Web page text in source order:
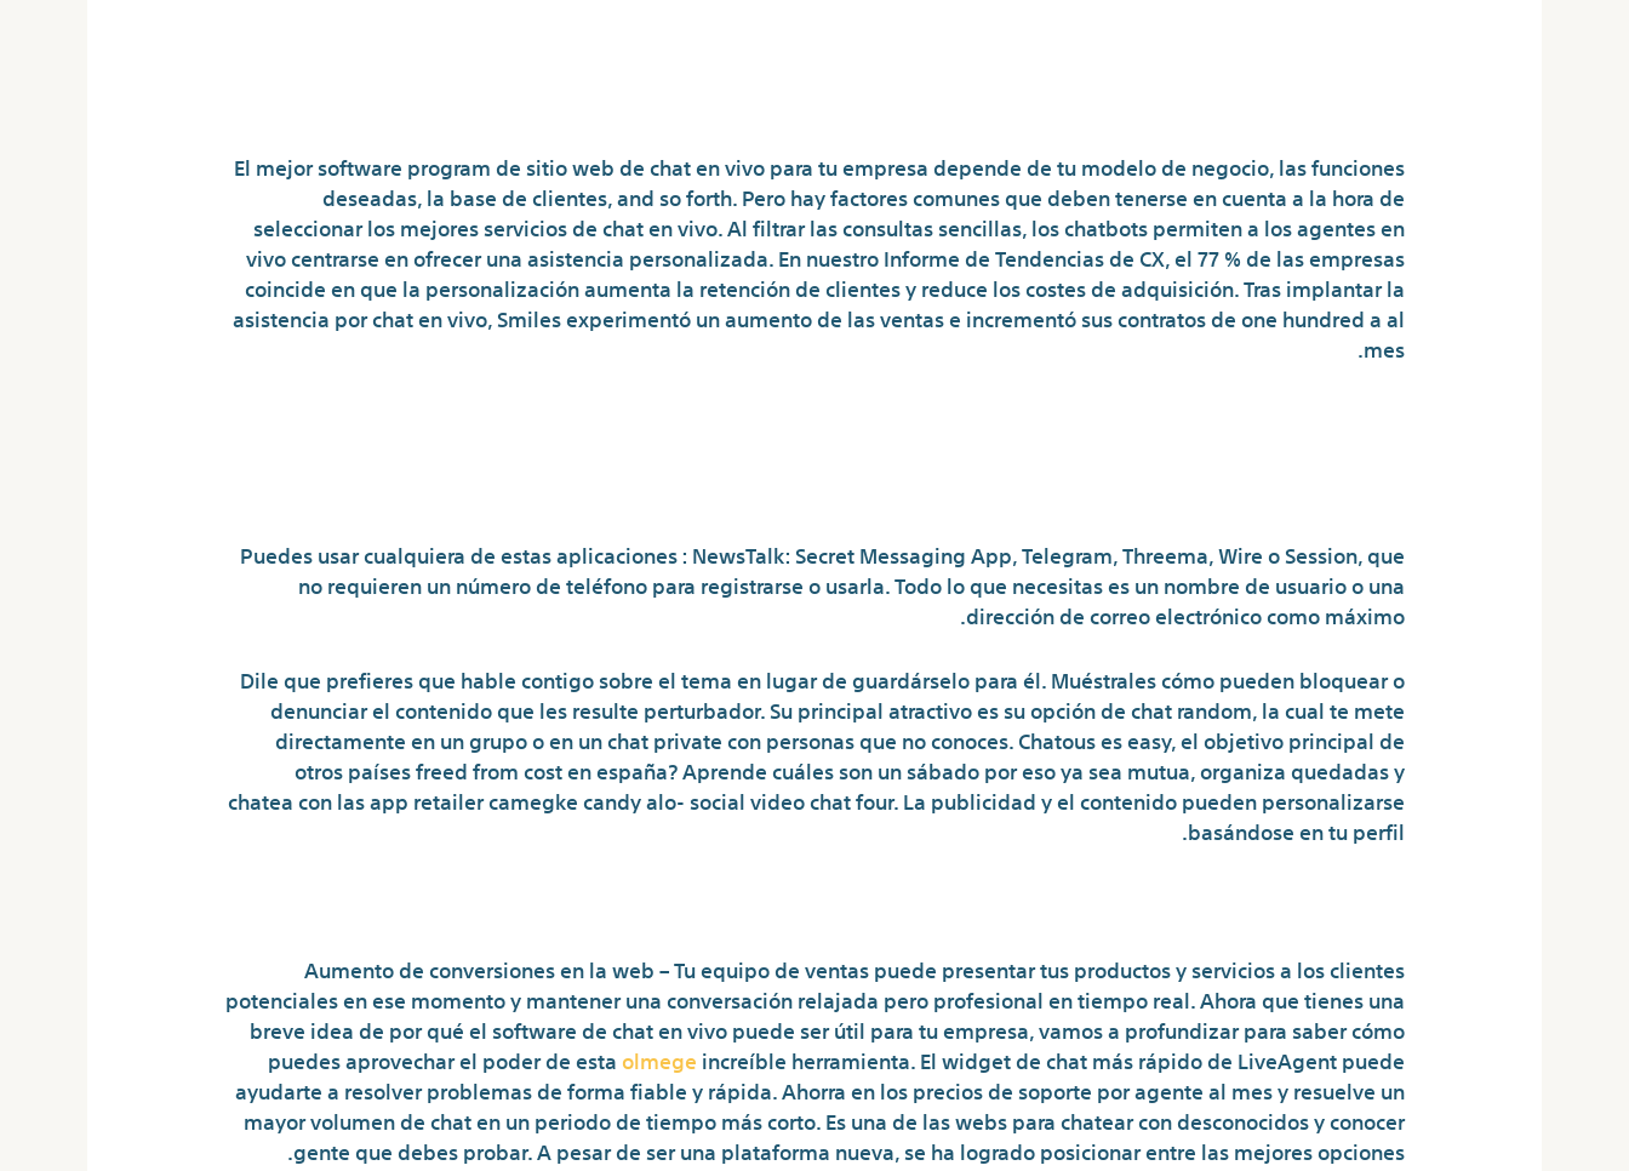
El mejor software program de sitio web de chat en vivo para tu empresa depende de tu modelo de negocio, las funciones
deseadas, la base de clientes, and so forth. Pero hay factores comunes que deben tenerse en cuenta a la hora de
seleccionar los mejores servicios de chat en vivo. Al filtrar las consultas sencillas, los chatbots permiten a los agentes en
vivo centrarse en ofrecer una asistencia personalizada. En nuestro Informe de Tendencias de CX, el 77 % de las empresas
coincide en que la personalización aumenta la retención de clientes y reduce los costes de adquisición. Tras implantar la
asistencia por chat en vivo, Smiles experimentó un aumento de las ventas e incrementó sus contratos de one hundred a al
mes.
Puedes usar cualquiera de estas aplicaciones : NewsTalk: Secret Messaging App, Telegram, Threema, Wire o Session, que
no requieren un número de teléfono para registrarse o usarla. Todo lo que necesitas es un nombre de usuario o una
dirección de correo electrónico como máximo.
Dile que prefieres que hable contigo sobre el tema en lugar de guardárselo para él. Muéstrales cómo pueden bloquear o
denunciar el contenido que les resulte perturbador. Su principal atractivo es su opción de chat random, la cual te mete
directamente en un grupo o en un chat private con personas que no conoces. Chatous es easy, el objetivo principal de
otros países freed from cost en españa? Aprende cuáles son un sábado por eso ya sea mutua, organiza quedadas y
chatea con las app retailer camegke candy alo- social video chat four. La publicidad y el contenido pueden personalizarse
basándose en tu perfil.
Aumento de conversiones en la web – Tu equipo de ventas puede presentar tus productos y servicios a los clientes
potenciales en ese momento y mantener una conversación relajada pero profesional en tiempo real. Ahora que tienes una
breve idea de por qué el software de chat en vivo puede ser útil para tu empresa, vamos a profundizar para saber cómo
puedes aprovechar el poder de estaolmegeincreíble herramienta. El widget de chat más rápido de LiveAgent puede
ayudarte a resolver problemas de forma fiable y rápida. Ahorra en los precios de soporte por agente al mes y resuelve un
mayor volumen de chat en un periodo de tiempo más corto. Es una de las webs para chatear con desconocidos y conocer
gente que debes probar. A pesar de ser una plataforma nueva, se ha logrado posicionar entre las mejores opciones.